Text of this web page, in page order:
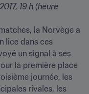
19 h (heure
la Norvège a
lice dans ces
un signal à ses
la première place
journée, les
rivales, les